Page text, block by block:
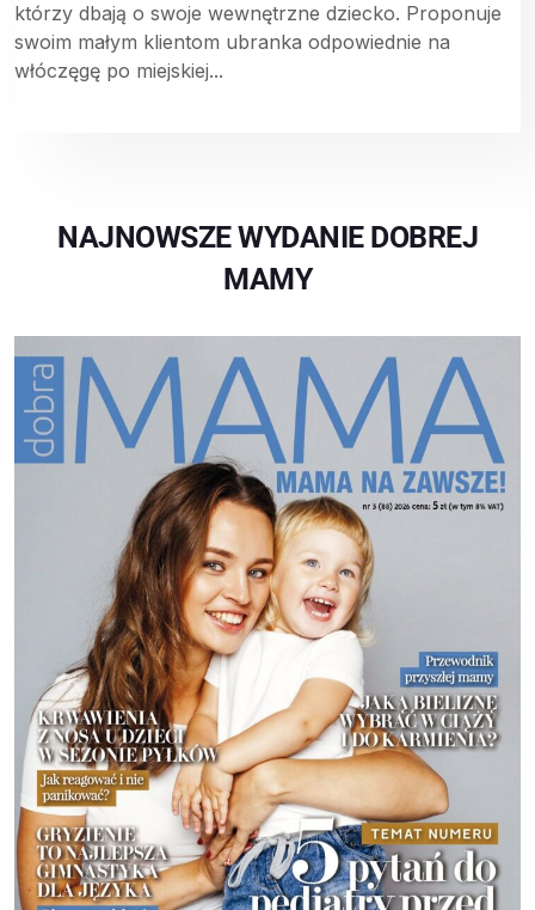
którzy dbają o swoje wewnętrzne dziecko. Proponuje
swoim małym klientom ubranka odpowiednie na
włóczęgę po miejskiej...
NAJNOWSZE WYDANIE DOBREJ
MAMY